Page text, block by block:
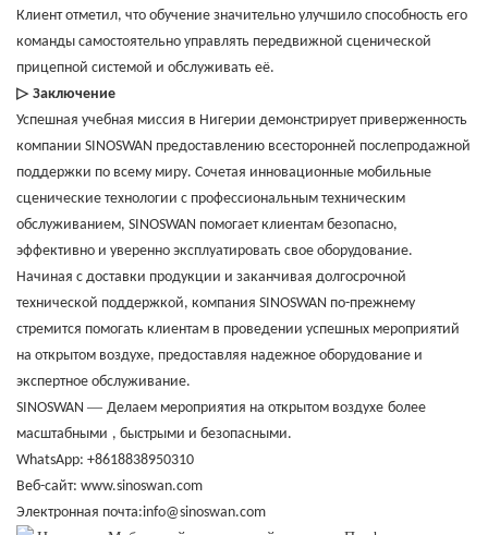
Клиент отметил, что обучение значительно улучшило способность его
команды самостоятельно управлять передвижной сценической
прицепной системой и обслуживать её.
▷ Заключение
Успешная учебная миссия в Нигерии демонстрирует приверженность
компании SINOSWAN предоставлению всесторонней послепродажной
поддержки по всему миру. Сочетая инновационные мобильные
сценические технологии с профессиональным техническим
обслуживанием, SINOSWAN помогает клиентам безопасно,
эффективно и уверенно эксплуатировать свое оборудование.
Начиная с доставки продукции и заканчивая долгосрочной
технической поддержкой, компания SINOSWAN по-прежнему
стремится помогать клиентам в проведении успешных мероприятий
на открытом воздухе, предоставляя надежное оборудование и
экспертное обслуживание.
SINOSWAN — Делаем мероприятия на открытом воздухе более
масштабными , быстрыми и безопасными.
WhatsApp: +8618838950310
Веб-сайт: www.sinoswan.com
Электронная почта:info@sinoswan.com